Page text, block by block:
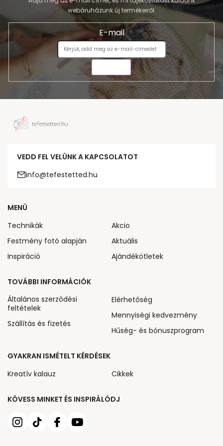
webáruházunk új termékeiről.
E-mail
VEDD FEL VELÜNK A KAPCSOLATOT
info@tefestetted.hu
KÖVESS MINKET ÉS INSPIRÁLÓDJ
MENÜ
Technikák
Festmény fotó alapján
Inspiráció
Akcio
Aktuális
Ajándékötletek
TOVÁBBI INFORMÁCIÓK
Általános szerződési
feltételek
Szállítás és fizetés
Elérhetőség
Mennyiségi kedvezmény
Hűség- és bónuszprogram
GYAKRAN ISMÉTELT KÉRDÉSEK
Kreatív kalauz
Cikkek